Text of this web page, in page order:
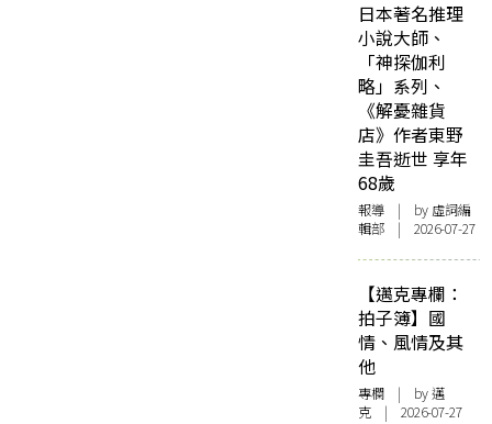
日本著名推理
小說大師、
「神探伽利
略」系列、
《解憂雜貨
店》作者東野
圭吾逝世 享年
68歲
報導 | by 虛詞編
輯部 | 2026-07-27
【邁克專欄：
拍子簿】國
情、風情及其
他
專欄 | by邁
克 | 2026-07-27